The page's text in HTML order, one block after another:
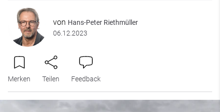
von Hans-Peter Riethmüller
06.12.2023
Merken Teilen Feedback